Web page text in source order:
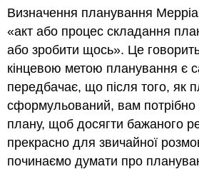
виступи
Потягніть
спритний
Спритний
на
допомогу
6.6
Сталий
розвиток:
Визначення планування
«акт або процес складання
або зробити щось». Це
кінцевою метою планування є
передбачає, що після того, як
сформульований, вам потрібно
плану, щоб досягти бажаного
прекрасно для звичайної
починаємо думати про